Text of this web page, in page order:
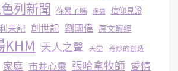
列新聞 你累了嗎 保捷 信仰見證
未記 創世記 劉國偉 原文解經
天人之聲 天堂 奇妙的創造
家庭 市井心靈 張哈拿牧師 愛情